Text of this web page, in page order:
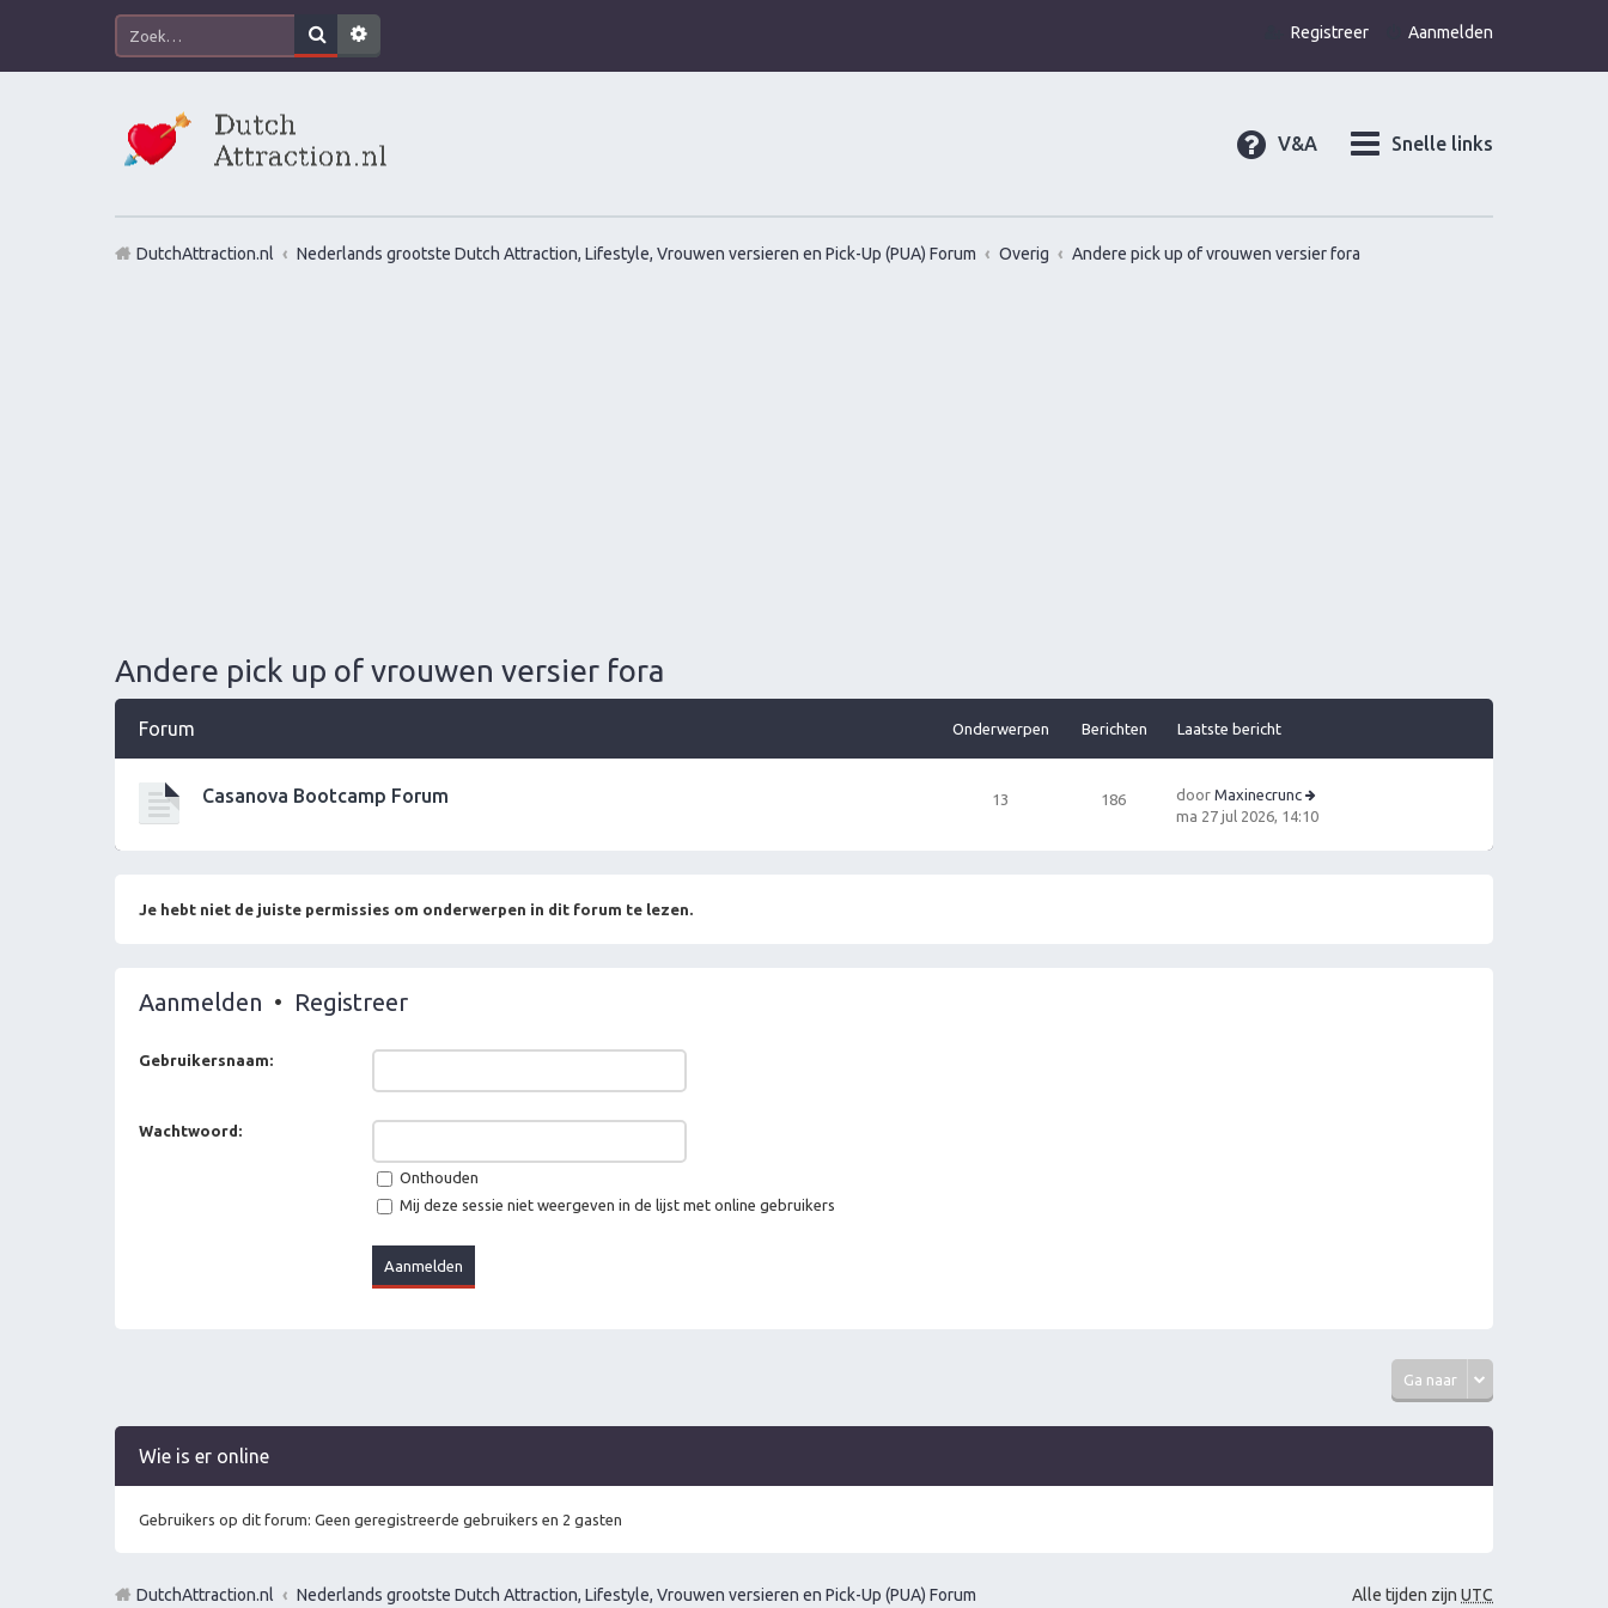
Aanmelden
Registreer
Snelle links
V&A
DutchAttraction.nl Nederlands grootste Dutch Attraction, Lifestyle, Vrouwen versieren en Pick-Up (PUA) Forum Overig Andere pick up of vrouwen versier fora
Andere pick up of vrouwen versier fora
Forum Onderwerpen Berichten Laatste bericht
Casanova Bootcamp Forum 13 186 door Maxinecrunc
B
ma 27 jul 2026, 14:10
Je hebt niet de juiste permissies om onderwerpen in dit forum te lezen.
Aanmelden • Registreer
Gebruikersnaam:
Wachtwoord:
Onthouden
Mij deze sessie niet weergeven in de lijst met online gebruikers
Ga naar
Wie is er online
Gebruikers op dit forum: Geen geregistreerde gebruikers en 2 gasten
Alle tijden zijn UTC
DutchAttraction.nl Nederlands grootste Dutch Attraction, Lifestyle, Vrouwen versieren en Pick-Up (PUA) Forum